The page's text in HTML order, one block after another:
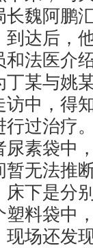
魏阿鹏
达后，
法医介
某与姚
中，得
过治疗
素袋中
无法推
下是分
料袋中
场还发